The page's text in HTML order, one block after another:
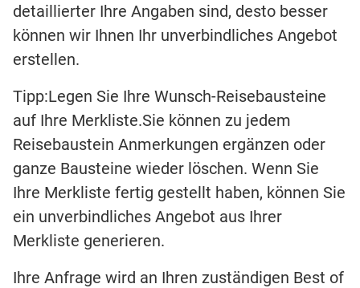
detaillierter Ihre Angaben sind, desto besser
können wir Ihnen Ihr unverbindliches Angebot
erstellen.
Tipp:Legen Sie Ihre Wunsch-Reisebausteine
auf Ihre Merkliste.Sie können zu jedem
Reisebaustein Anmerkungen ergänzen oder
ganze Bausteine wieder löschen. Wenn Sie
Ihre Merkliste fertig gestellt haben, können Sie
ein unverbindliches Angebot aus Ihrer
Merkliste generieren.
Ihre Anfrage wird an Ihren zuständigen Best of